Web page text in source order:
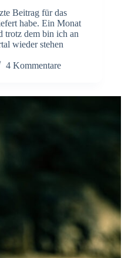
Beitrag für das
habe. Ein Monat
trotz dem bin ich an
wieder stehen
4 Kommentare